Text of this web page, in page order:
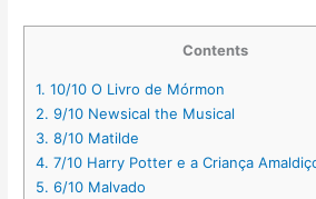
Contents
1. 10/10 O Livro de Mórmon
2. 9/10 Newsical the Musical
3. 8/10 Matilde
4. 7/10 Harry Potter e a Criança
5. 6/10 Malvado